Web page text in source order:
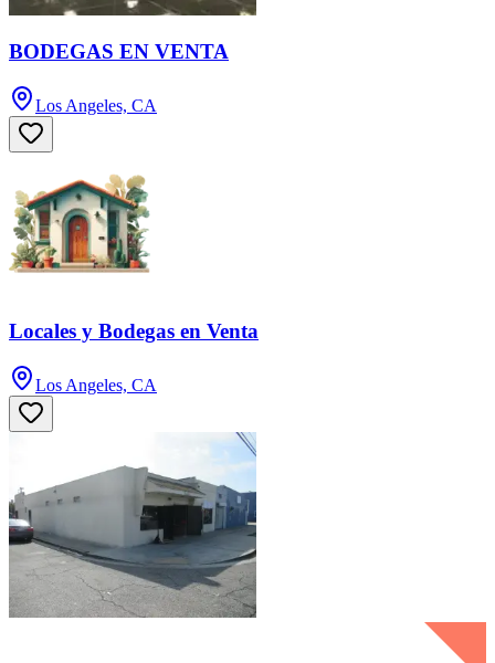
BODEGAS EN VENTA
Los Angeles, CA
Locales y Bodegas en Venta
Los Angeles, CA